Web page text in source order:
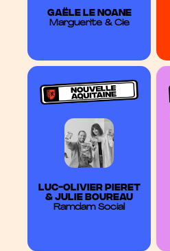
GAËLE LE NOANE
Marguerite & Cie
Luc-Olivier Pieret
&Julie Boureau
Ramdam Social